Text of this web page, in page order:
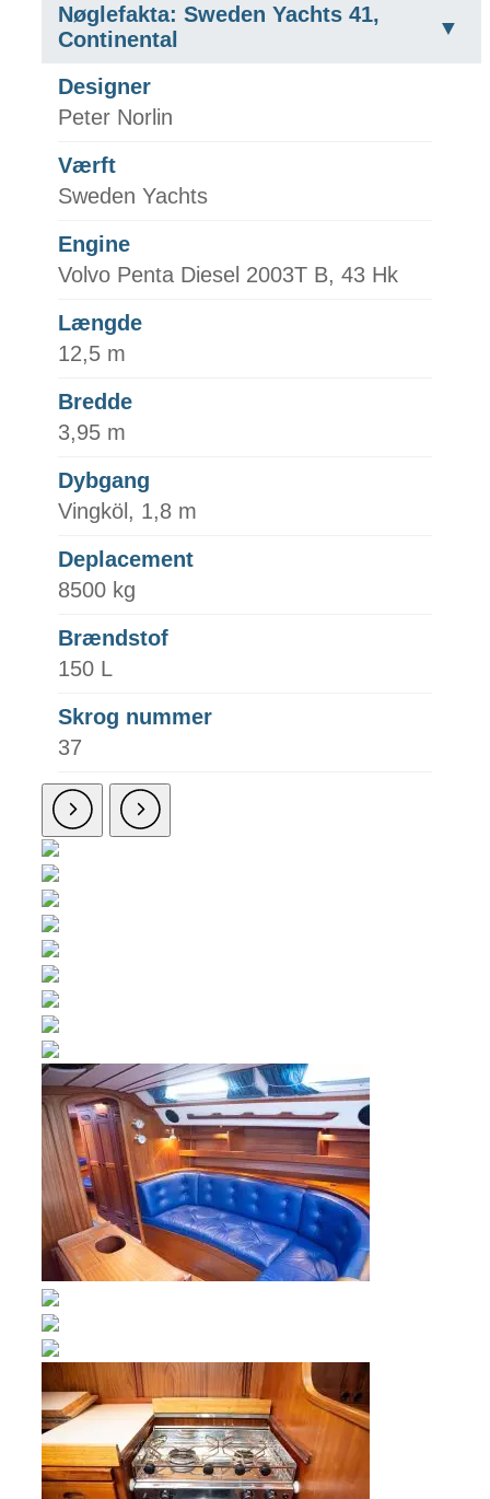
Nøglefakta: Sweden Yachts 41,
Continental
Designer
Peter Norlin
Værft
Sweden Yachts
Engine
Volvo Penta Diesel 2003T B, 43 Hk
Længde
12,5 m
Bredde
3,95 m
Dybgang
Vingköl, 1,8 m
Deplacement
8500 kg
Brændstof
150 L
Skrog nummer
37